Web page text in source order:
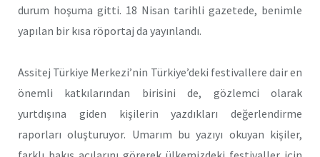
durum hoşuma gitti. 18 Nisan tarihli gazetede, benimle
yapılan bir kısa röportaj da yayınlandı.
Assitej Türkiye Merkezi’nin Türkiye’deki festivallere dair en
önemli katkılarından birisini de, gözlemci olarak
yurtdışına giden kişilerin yazdıkları değerlendirme
raporları oluşturuyor. Umarım bu yazıyı okuyan kişiler,